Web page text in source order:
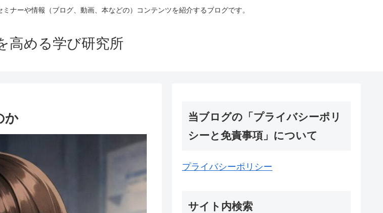
ナーや情報（ブログ、動画、本などの）コンテンツを紹介するブログです。
高める学び研究所
か
当ブログの「プライバシーポリ
シーと免責事項」について
プライバシーポリシー
サイト内検索